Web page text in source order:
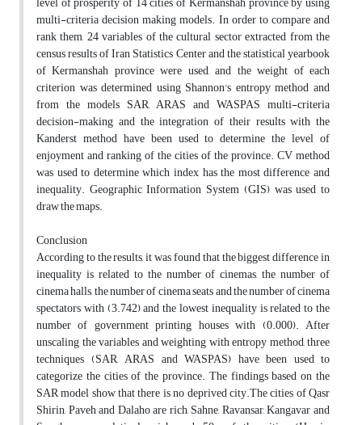
multi-criteria decision making models. In order to compare and
rank them, 24 variables of the cultural sector extracted from the
census results of Iran Statistics Center and the statistical yearbook
of Kermanshah province were used, and the weight of each
criterion was determined using Shannon's entropy method and
from the models SAR, ARAS and WASPAS multi-criteria
decision-making and the integration of their results with the
Kanderst method have been used to determine the level of
enjoyment and ranking of the cities of the province. CV method
was used to determine which index has the most difference and
inequality. Geographic Information System (GIS) was used to
draw the maps.
Conclusion
According to the results, it was found that the biggest difference in
inequality is related to the number of cinemas, the number of
cinema halls, the number of cinema seats and the number of cinema
spectators with (3.742) and the lowest inequality is related to the
number of government printing houses with (0.000). After
unscaling the variables and weighting with entropy method, three
techniques (SAR, ARAS and WASPAS) have been used to
categorize the cities of the province. The findings based on the
SAR model show that there is no deprived city.The cities of Qasr
Shirin, Paveh and Dalaho are rich, Sahne, Ravansar, Kangavar and